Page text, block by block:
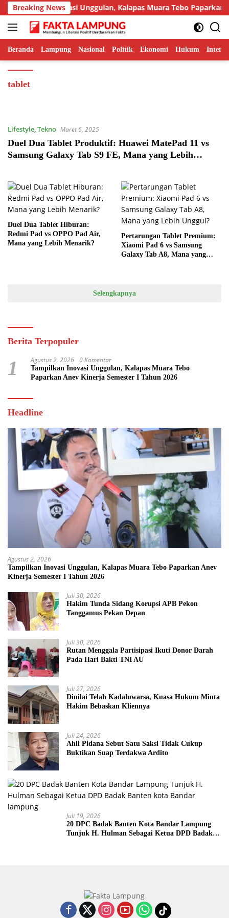
Langsung
ke
konten
Breaking News
Tampilkan Inovasi Unggulan, Kalapas Muara Tebo Paparkan
Beranda Lampung Nasional Politik Ekonomi Hukum
tablet
Lifestyle,Tekno Maret 6, 2025
Duel Dua Tablet Produktif: Huawei MatePad 11 vs
Samsung Galaxy Tab S9 FE, Mana yang Lebih
Duel Dua Tablet Hiburan:
Redmi Pad vs OPPO Pad Air,
Mana yang Lebih Menarik?
Pertarungan Tablet Premium:
Xiaomi Pad 6 vs Samsung
Galaxy Tab A8, Mana yang
Selengkapnya
Berita Terpopuler
1 Agustus 2, 2026 0 Komentar
Tampilkan Inovasi Unggulan, Kalapas Muara Tebo
Paparkan Anev Kinerja Semester I Tahun 2026
Headline
Agustus 2, 2026
Tampilkan Inovasi Unggulan, Kalapas Muara Tebo Paparkan Anev
Kinerja Semester I Tahun 2026
Juli 30, 2026
Hakim Tunda Sidang Korupsi APB Pekon
Tanggamus Pekan Depan
Juli 30, 2026
Rutan Menggala Partisipasi Ikuti Donor Darah
Pada Hari Bakti TNI AU
Juli 27, 2026
Dinilai Telah Kadaluwarsa, Kuasa Hukum Minta
Hakim Bebaskan Kliennya
Juli 24, 2026
Ahli Pidana Sebut Satu Saksi Tidak Cukup
Buktikan Suap Terdakwa Ardito
Juli 19, 2026
20 DPC Badak Banten Kota Bandar Lampung
Tunjuk H. Hulman Sebagai Ketua DPD Badak